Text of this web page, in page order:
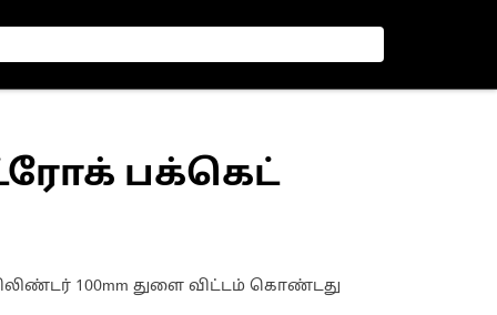
பக்கெட்
100mm துளை விட்டம் கொண்டது